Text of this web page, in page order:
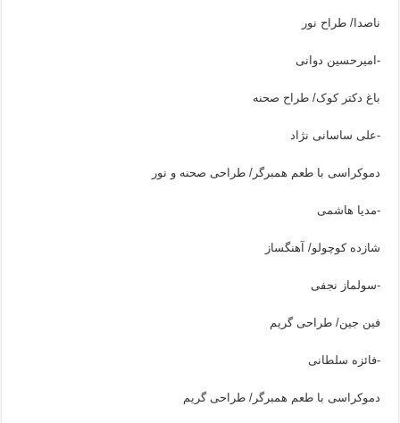
ناصدا/ طراح نور
-امیرحسین دوانی
باغ دکتر کوک/ طراح صحنه
-علی ساسانی نژاد
دموکراسی با طعم همبرگر/ طراحی صحنه و نور
-مدیا هاشمی
شازده کوچولو/ آهنگساز
-سولماز نجفی
فین جین/ طراحی گریم
-فائزه سلطانی
دموکراسی با طعم همبرگر/ طراحی گریم